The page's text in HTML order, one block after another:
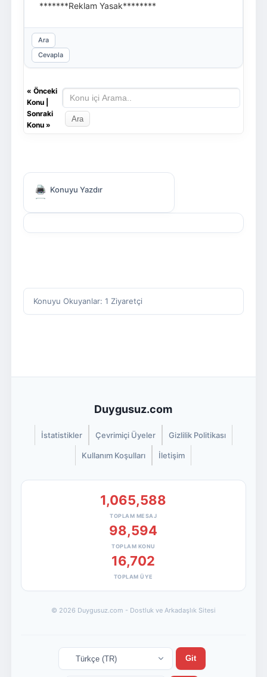
*******Reklam Yasak********
Ara
Cevapla
« Önceki
Konu|
Sonraki
Konu»
Konuyu Yazdır
Konuyu Okuyanlar: 1 Ziyaretçi
Duygusuz.com
İstatistikler Çevrimiçi Üyeler Gizlilik Politikası
Kullanım Koşulları İletişim
1,065,588
TOPLAM MESAJ
98,594
TOPLAM KONU
16,702
TOPLAM ÜYE
© 2026 Duygusuz.com - Dostluk ve Arkadaşlık Sitesi